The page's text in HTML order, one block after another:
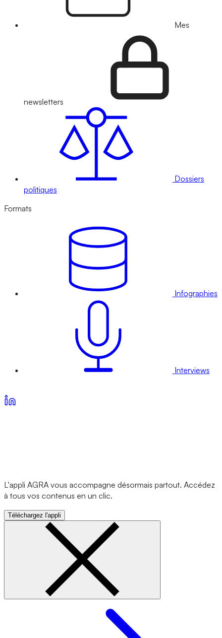
Mes
newsletters
Dossiers
politiques
Formats
Infographies
Interviews
L'appli AGRA vous accompagne désormais partout. Accédez
à tous vos contenus en un clic.
Téléchargez l'appli